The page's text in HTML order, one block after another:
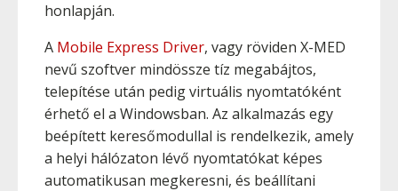
honlapján.
A Mobile Express Driver, vagy röviden X-MED
nevű szoftver mindössze tíz megabájtos,
telepítése után pedig virtuális nyomtatóként
érhető el a Windowsban. Az alkalmazás egy
beépített keresőmodullal is rendelkezik, amely
a helyi hálózaton lévő nyomtatókat képes
automatikusan megkeresni, és beállítani